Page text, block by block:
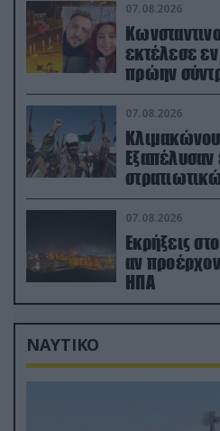
07.08.2026
εκτέλεσε
πρώην
φαρμακείο
07.08.2026
Eξαπέλυσαν
Υεμένη –
Σαουδική
07.08.2026
Εκρήξεις
αν
ΗΠΑ
ΝΑΥΤΙΚΟ